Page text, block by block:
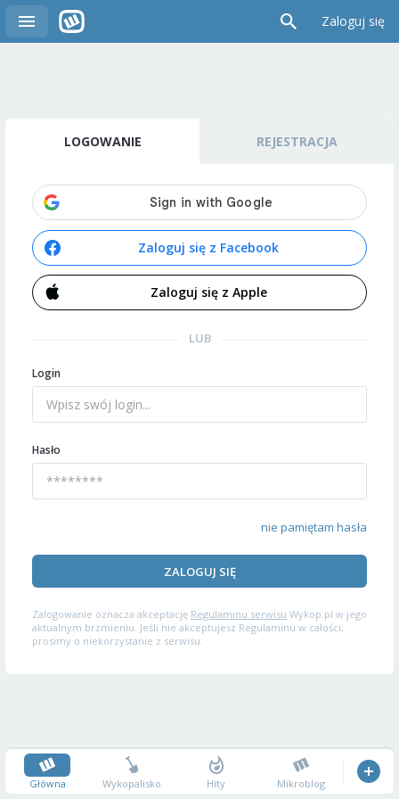
Zaloguj się
LOGOWANIE REJESTRACJA
Zaloguj się z Facebook
Zaloguj się z Apple
LUB
Login
Hasło
nie pamiętam hasła
ZALOGUJ SIĘ
Zalogowanie oznacza akceptację Regulaminu serwisu Wykop.pl w jego
aktualnym brzmieniu. Jeśli nie akceptujesz Regulaminu w całości,
prosimy o niekorzystanie z serwisu.
Główna Wykopalisko Hity Mikroblog